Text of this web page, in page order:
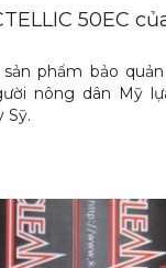
50EC
sản phẩm bảo
nông dân Mỹ
Sỹ.